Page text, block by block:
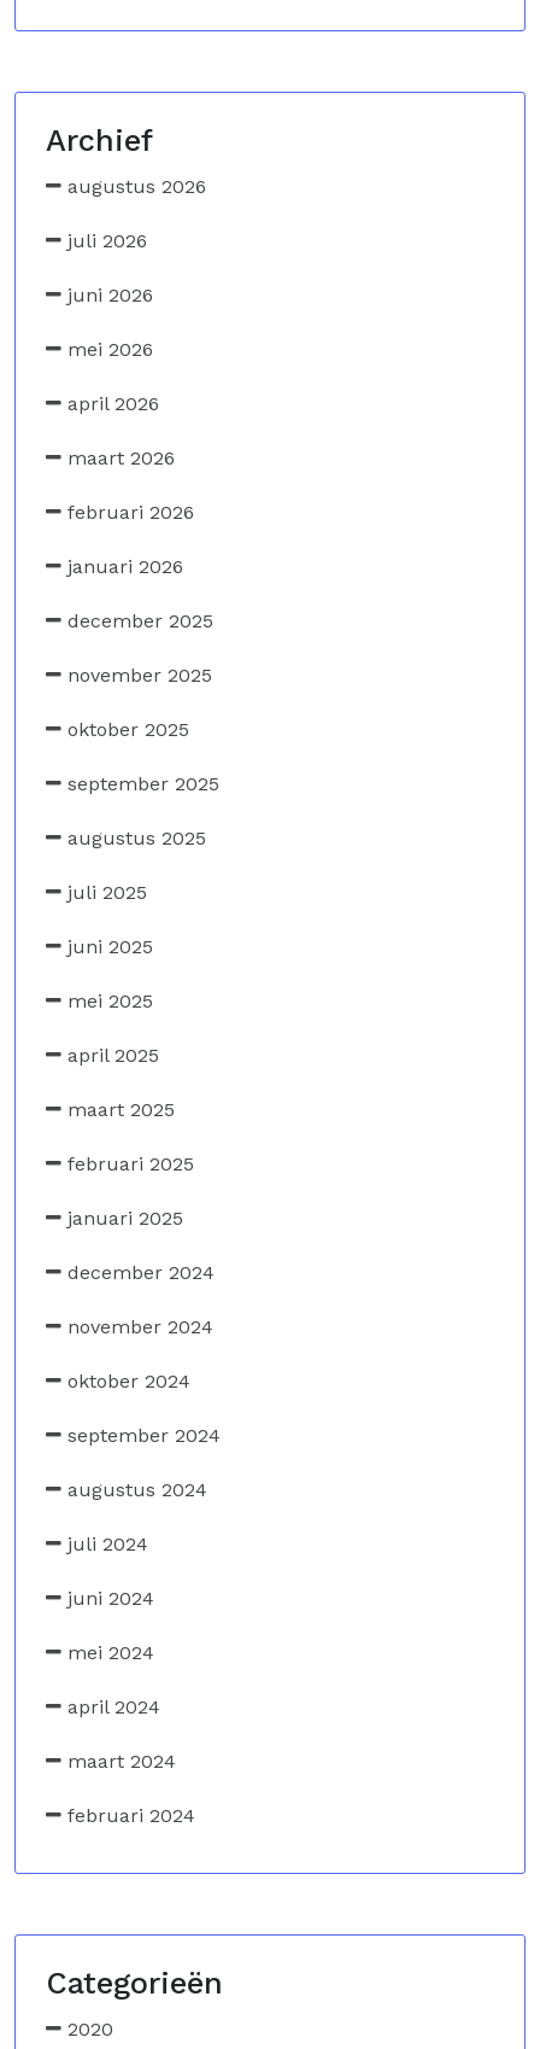
Archief
augustus 2026
juli 2026
juni 2026
mei 2026
april 2026
maart 2026
februari 2026
januari 2026
december 2025
november 2025
oktober 2025
september 2025
augustus 2025
juli 2025
juni 2025
mei 2025
april 2025
maart 2025
februari 2025
januari 2025
december 2024
november 2024
oktober 2024
september 2024
augustus 2024
juli 2024
juni 2024
mei 2024
april 2024
maart 2024
februari 2024
Categorieën
2020